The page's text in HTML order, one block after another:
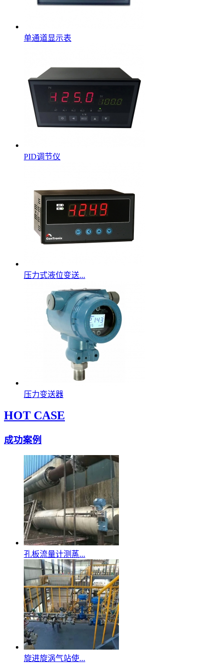
单通道显示表
PID调节仪
压力式液位变送...
压力变送器
HOT CASE
成功案例
孔板流量计测蒸...
旋进旋涡气站使...